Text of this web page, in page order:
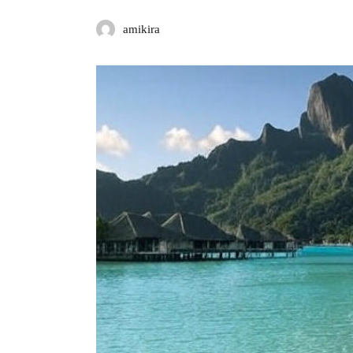
amikira